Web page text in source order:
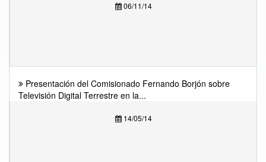
06/11/14
Presentación del Comisionado Fernando Borjón sobre
Televisión Digital Terrestre en la...
14/05/14